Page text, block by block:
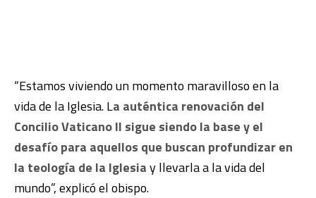
“Estamos viviendo un momento maravilloso en la
vida de la Iglesia. La auténtica renovación del
Concilio Vaticano II sigue siendo la base y el
desafío para aquellos que buscan profundizar en
la teología de la Iglesiay llevarla a la vida del
mundo”, explicó el obispo.